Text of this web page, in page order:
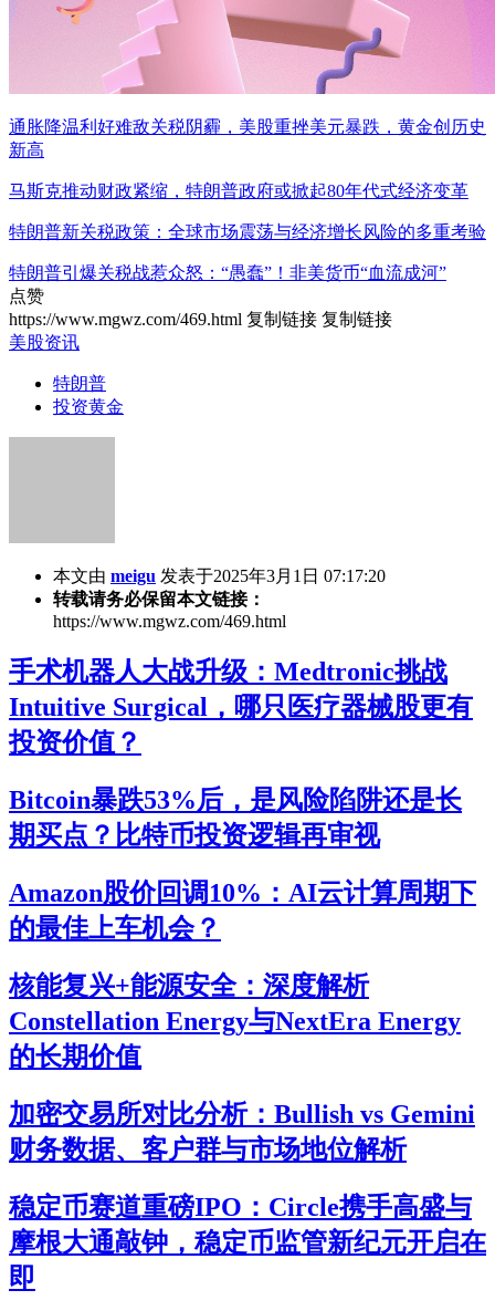
通胀降温利好难敌关税阴霾，美股重挫美元暴跌，黄金创历史
新高
马斯克推动财政紧缩，特朗普政府或掀起80年代式经济变革
特朗普新关税政策：全球市场震荡与经济增长风险的多重考验
特朗普引爆关税战惹众怒：“愚蠢”！非美货币“血流成河”
点赞
https://www.mgwz.com/469.html 复制链接 复制链接
美股资讯
特朗普
投资黄金
本文由 meigu 发表于2025年3月1日 07:17:20
转载请务必保留本文链接：
https://www.mgwz.com/469.html
手术机器人大战升级：Medtronic挑战
Intuitive Surgical，哪只医疗器械股更有
投资价值？
Bitcoin暴跌53%后，是风险陷阱还是长
期买点？比特币投资逻辑再审视
Amazon股价回调10%：AI云计算周期下
的最佳上车机会？
核能复兴+能源安全：深度解析
Constellation Energy与NextEra Energy
的长期价值
加密交易所对比分析：Bullish vs Gemini
财务数据、客户群与市场地位解析
稳定币赛道重磅IPO：Circle携手高盛与
摩根大通敲钟，稳定币监管新纪元开启在
即